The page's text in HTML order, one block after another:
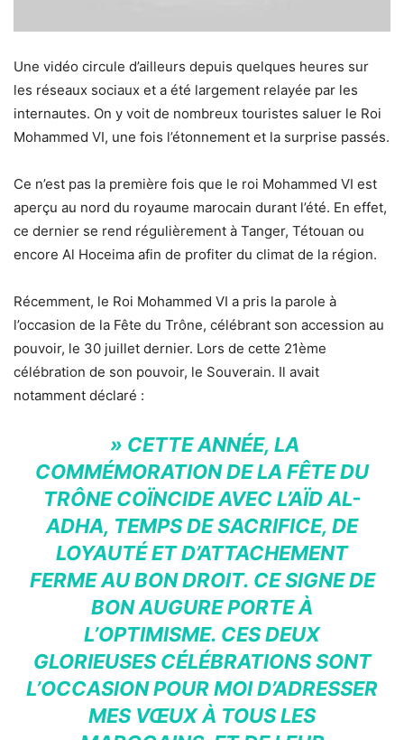
Une vidéo circule d’ailleurs depuis quelques heures sur
les réseaux sociaux et a été largement relayée par les
internautes. On y voit de nombreux touristes saluer le Roi
Mohammed VI, une fois l’étonnement et la surprise passés.
Ce n’est pas la première fois que le roi Mohammed VI est
aperçu au nord du royaume marocain durant l’été. En effet,
ce dernier se rend régulièrement à Tanger, Tétouan ou
encore Al Hoceima afin de profiter du climat de la région.
Récemment, le Roi Mohammed VI a pris la parole à
l’occasion de la Fête du Trône, célébrant son accession au
pouvoir, le 30 juillet dernier. Lors de cette 21ème
célébration de son pouvoir, le Souverain. Il avait
notamment déclaré :
» CETTE ANNÉE, LA
COMMÉMORATION DE LA FÊTE DU
TRÔNE COÏNCIDE AVEC L’AÏD AL-
ADHA, TEMPS DE SACRIFICE, DE
LOYAUTÉ ET D’ATTACHEMENT
FERME AU BON DROIT. CE SIGNE DE
BON AUGURE PORTE À
L’OPTIMISME. CES DEUX
GLORIEUSES CÉLÉBRATIONS SONT
L’OCCASION POUR MOI D’ADRESSER
MES VŒUX À TOUS LES